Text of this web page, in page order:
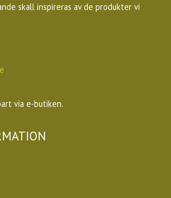
skall inspireras av de produkter vi
via e-butiken.